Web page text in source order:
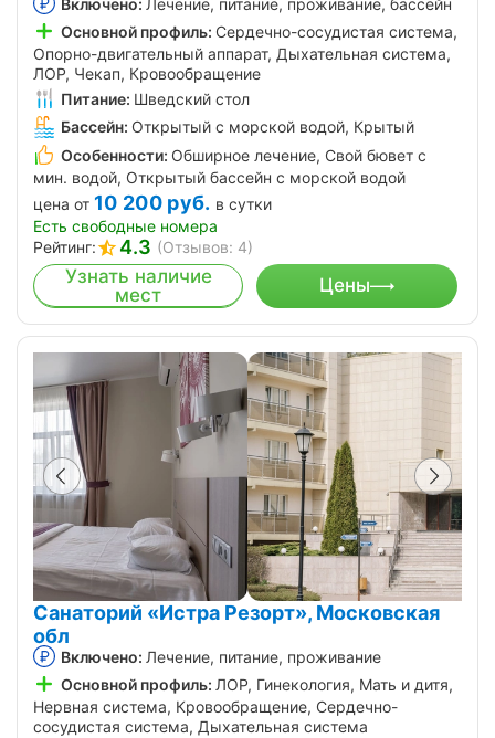
Основной профиль: Сердечно-сосудистая система,
Опорно-двигательный аппарат, Дыхательная система,
ЛОР, Чекап, Кровообращение
Питание: Шведский стол
Бассейн: Открытый с морской водой, Крытый
Особенности: Обширное лечение, Свой бювет с
мин. водой, Открытый бассейн с морской водой
цена от 10 200 руб. в сутки
Есть свободные номера
Рейтинг:
4.3 (Отзывов: 4)
Узнать наличие
мест
Цены
Санаторий «Истра Резорт», Московская
обл
Включено: Лечение, питание, проживание
Основной профиль: ЛОР, Гинекология, Мать и дитя,
Нервная система, Кровообращение, Сердечно-
сосудистая система, Дыхательная система